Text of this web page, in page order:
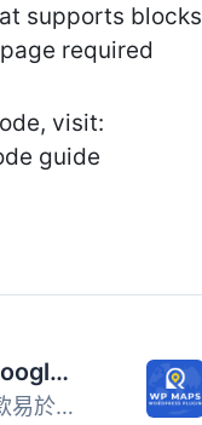
supports blocks
required
visit:
guide
WP Go Maps – Google Map, OpenStreetMap, Leaflet Map
WP Go Maps 是一款易於使用的地圖外掛，支援 Google Maps、Le...